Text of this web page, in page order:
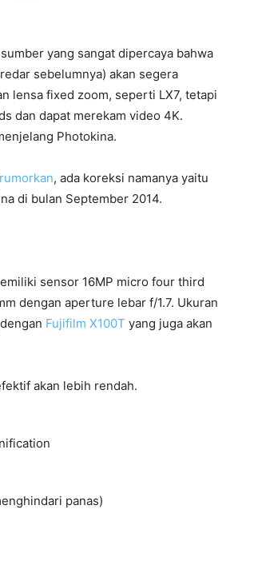
yang sangat dipercaya bahwa
sebelumnya) akan segera
lensa fixed zoom, seperti LX7, tetapi
dan dapat merekam video 4K.
Photokina.
, ada koreksi namanya yaitu
di bulan September 2014.
sensor 16MP micro four third
dengan aperture lebar f/1.7. Ukuran
Fujifilm X100T yang juga akan
akan lebih rendah.
panas)